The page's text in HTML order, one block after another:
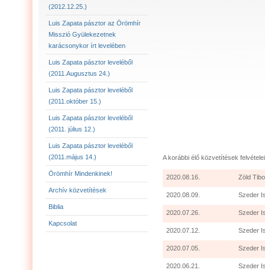
2012.12.25. NANCY LEVELÉBŐL IDÉZET:
(2012.12.25.)
Luis Zapata pásztor az Örömhír
Misszió Gyülekezetnek
karácsonykor írt levelében
Luis Zapata pásztor leveléből
(2011.Augusztus 24.)
Luis Zapata pásztor leveléből
(2011.október 15.)
Luis Zapata pásztor leveléből
(2011. július 12.)
Luis Zapata pásztor leveléből
(2011.május 14.)
Örömhír Mindenkinek!
Archív közvetítések
Biblia
Kapcsolat
A korábbi élő közvetítések
2020.08.16. Zöld
2020.08.09. Szeder
2020.07.26. Szeder
2020.07.12. Szeder
2020.07.05. Szeder
2020.06.21. Szeder